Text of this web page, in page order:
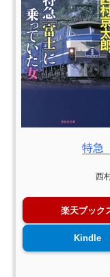
特急
西
楽天ブック
Kindle